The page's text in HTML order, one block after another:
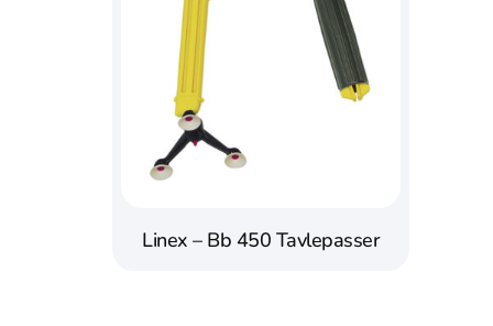
Linex – Bb 450 Tavlepasser